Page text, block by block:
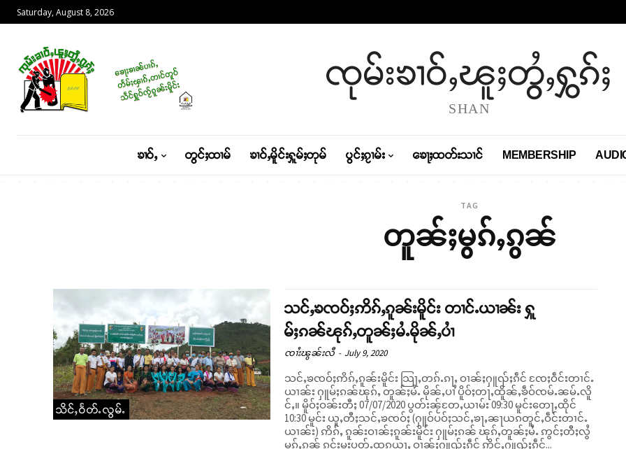
Saturday, August 8, 2026
ၸုမ်းၶၢဝ်ႇၽူႈတွႆႇႁွၵ်ႈ
SHAN
ၶၢဝ်ႇ တွင်ႈထၢမ် ၶၢဝ်ႇမိူင်းႁူမ်ႈတုမ် ပွင်ႈၵႂၢမ်း ၶေႃႈထတ်းသၢင် MEMBERSHIP
TAG
တူၼ်ႈမွၵ်ႇၵွၼ်
သိင်ႇဝႅတ်ႉလွမ်ႉ
သင်ႇၶၸဝ်ႈဢိၵ်ႇၵူၼ်းမိူင်း တၢင်ႉယၢၼ်း ႁူ
မ်ႈၵၼ်ၽုၵ်ႇတူၼ်ႈမႆႉမိုၼ်ႇပၢႆ
ၸၢႆးၽွၼ်းလီ - July 9, 2020
သင်ႇၶၸဝ်ႈဢိၵ်ႇၵူၼ်းမိူင်း သြႃႇတၵ်ႉၵႃႇ ဝၢၼ်ႈႁူၺ်ႈၵဵင် ၸႄႈဝဵင်းတၢင်ႉ
ယၢၼ်း ႁူမ်ႈၵၼ်ၽုၵ်ႇ တူၼ်ႈမႆႉ မိုၼ်ႇပၢႆ ပိူဝ်ႈတႃႇထိူၼ်ႇၶဵဝ်ၸမ်ႉၼမ်ႉလိူ
င်ႇ။ မိူဝ်ႈဝၼ်းတီႈ 07/07/2020 ပွတ်းၼႂ်တႄႇယၢမ်း 09:30 မူင်းတေႃႇထိုင်
10:30 မူင်း ယူႇတီႈသင်ႇၶၸဝ်ႈ (ႁူဝ်ပဝ်ႈသင်ႇၶႃႇၼႃယၵတူင်ႇဝဵင်းတၢင်ႉ
ယၢၼ်း) ဢိၵ်ႇ ၵူၼ်းဝၢၼ်ႈၵူၼ်းမိူင်း ႁူမ်ႈၵၼ် ၽုၵ်ႇတူၼ်ႈမႆႉ ဢွင်ႈတီႈလွႆ
မွၵ်ႇၵွၼ် ၵွင်းမူးပုတ်ႉထၵယႃႇ ဝၢၼ်ႈႁူၺ်ႈၵဵင် ဢိူင်ႇႁူၺ်ႈၵဵင်...